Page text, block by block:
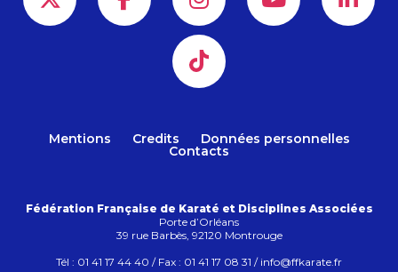
Mentions Credits Données personnelles
Contacts
Fédération Française de Karaté et Disciplines Associées
Porte d’Orléans
39 rue Barbès, 92120 Montrouge
Tél : 01 41 17 44 40 / Fax : 01 41 17 08 31 / info@ffkarate.fr